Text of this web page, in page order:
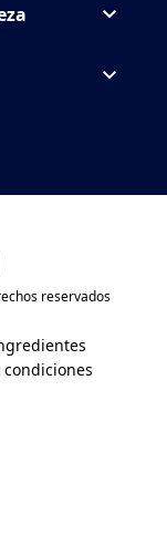
reservados
tab)
new tab)
tab)